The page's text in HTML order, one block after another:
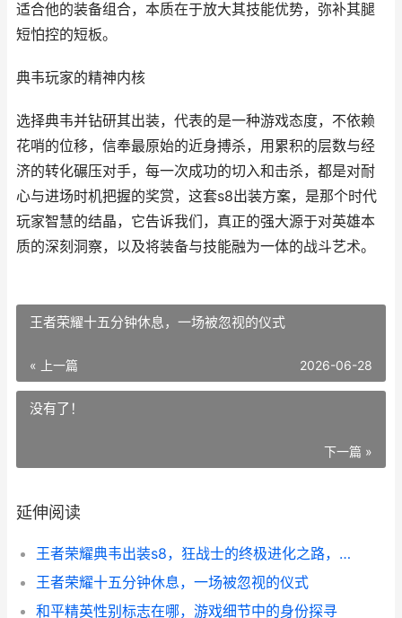
适合他的装备组合，本质在于放大其技能优势，弥补其腿
短怕控的短板。
典韦玩家的精神内核
选择典韦并钻研其出装，代表的是一种游戏态度，不依赖
花哨的位移，信奉最原始的近身搏杀，用累积的层数与经
济的转化碾压对手，每一次成功的切入和击杀，都是对耐
心与进场时机把握的奖赏，这套s8出装方案，是那个时代
玩家智慧的结晶，它告诉我们，真正的强大源于对英雄本
质的深刻洞察，以及将装备与技能融为一体的战斗艺术。
王者荣耀十五分钟休息，一场被忽视的仪式
« 上一篇 2026-06-28
没有了！
下一篇 »
延伸阅读
王者荣耀典韦出装s8，狂战士的终极进化之路，副标题峡谷疯狗如何炼成
王者荣耀十五分钟休息，一场被忽视的仪式
和平精英性别标志在哪，游戏细节中的身份探寻